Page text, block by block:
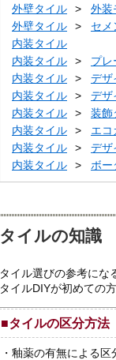
外壁タイル
外装
外壁タイル
セメ
内装タイル
内装タイル
プレ
内装タイル
デザ
内装タイル
デザ
内装タイル
装飾
内装タイル
エコ
内装タイル
デザ
内装タイル
ボー
タイルの知識
タイル選びの参考にな
タイルDIYが初めての
■タイルの区分方法
・ 釉薬の有無による区